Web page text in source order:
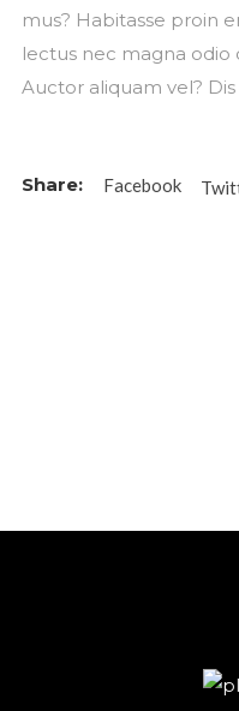
mus? Habitasse proin
lectus nec magna odio
Auctor aliquam vel?
Facebook